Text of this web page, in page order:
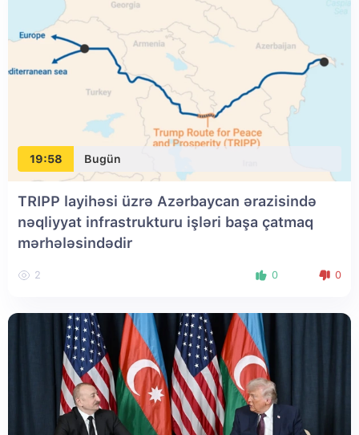
19:58 Bugün
TRIPP layihəsi üzrə Azərbaycan ərazisində
nəqliyyat infrastrukturu işləri başa çatmaq
mərhələsindədir
2 0 0